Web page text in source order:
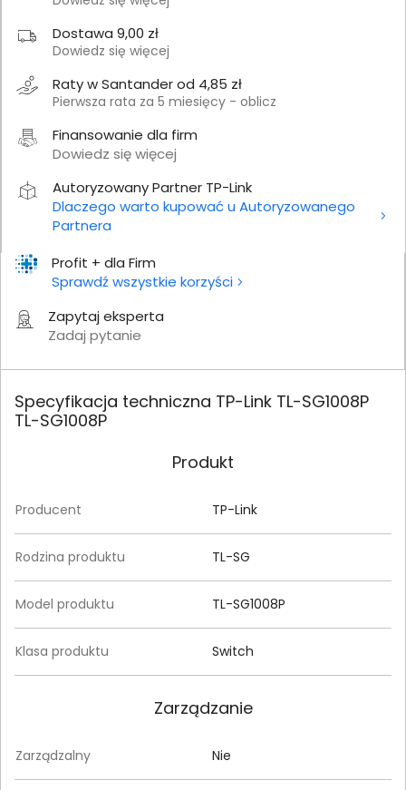
Profit + dla Firm
Sprawdź wszystkie korzyści
Zapytaj eksperta
Zadaj pytanie
Dostawa 9,00 zł
Dowiedz się więcej
Raty w Santander od 4,85 zł
Pierwsza rata za 5 miesięcy - oblicz
Finansowanie dla firm
Dowiedz się więcej
Autoryzowany Partner TP-Link
Dlaczego warto kupować u Autoryzowanego
Partnera
Specyfikacja techniczna TP-Link TL-SG1008P
TL-SG1008P
Produkt
Producent TP-Link
Rodzina produktu TL-SG
Model produktu TL-SG1008P
Klasa produktu Switch
Zarządzanie
Zarządzalny Nie